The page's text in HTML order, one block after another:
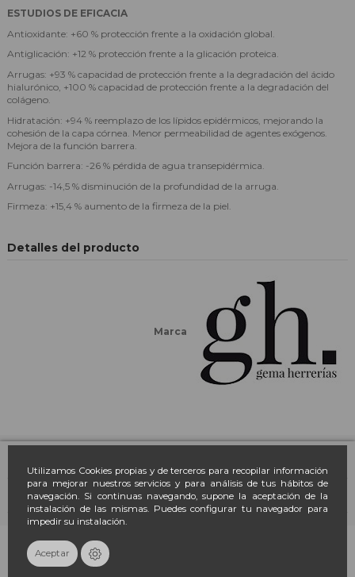
Utilizamos Cookies propias y de terceros para recopilar información
para mejorar nuestros servicios y para análisis de tus hábitos de
navegación. Si continuas navegando, supone la aceptación de la
instalación de las mismas. Puedes configurar tu navegador para
impedir su instalación.
Aceptar
ESTUDIOS DE EFICACIA
Antioxidante: +60 % protección frente a la oxidación global.
Antiglicación: +12 % protección frente a la glicación proteica.
Arrugas: +93 % capacidad de protección frente a la degradación del ácido
hialurónico, +100 % capacidad de protección frente a la degradación del
colágeno.
Hidratación: +94 % reemplazo de los lípidos epidérmicos, mejorando la
cohesión de la capa córnea. Menor permeabilidad de agentes exógenos.
Mejora de la función barrera.
Función barrera: -26 % pérdida de agua transepidérmica.
Arrugas: -14,5 % disminución de la profundidad de la arruga.
Firmeza: +15,4 % aumento de la firmeza de la piel.
Detalles del producto
Marca
Farmacia March
Contacto